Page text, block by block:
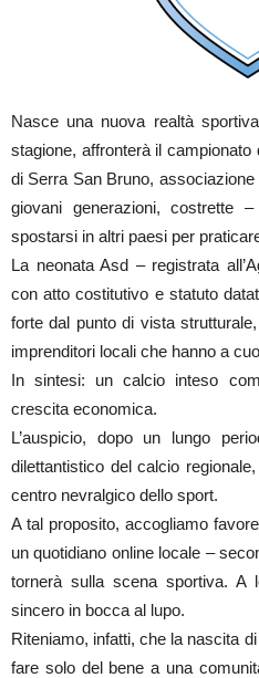
Nasce una nuova realtà
stagione, affronterà il campionato
di Serra San Bruno,
giovani generazioni, costrette
spostarsi in altri paesi per
La neonata Asd – registrata
con atto costitutivo e statuto
forte dal punto di vista
imprenditori locali che hanno a
In sintesi: un calcio inteso
crescita economica.
L’auspicio, dopo un lungo
dilettantistico del calcio
centro nevralgico dello sport.
A tal proposito, accogliamo
un quotidiano online locale –
tornerà sulla scena sportiva.
sincero in bocca al lupo.
Riteniamo, infatti, che la nascita
fare solo del bene a una